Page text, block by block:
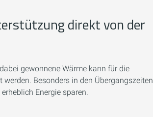
direkt von der
gewonnene Wärme kann für die
Besonders in den Übergangszeiten
Energie sparen.